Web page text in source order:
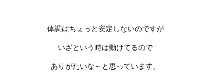
体調はちょっと安定しないのですが
いざという時は動けてるので
ありがたいな～と思っています。